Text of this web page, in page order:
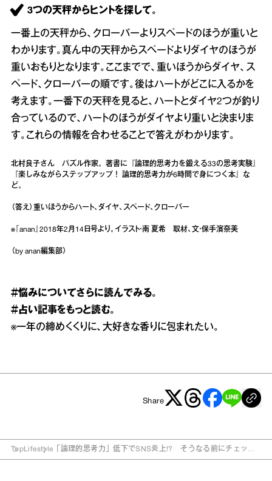
3つの天秤からヒントを探して。
一番上の天秤から、クローバーよりスペードのほうが重いと
わかります。真ん中の天秤からスペードよりダイヤのほうが
重いおもりとなります。ここまでで、重いほうからダイヤ、ス
ペード、クローバーの順です。後はハートがどこに入るかを
考えます。一番下の天秤を見ると、ハートとダイヤ2つが釣り
合っているので、ハートのほうがダイヤより重いと決まりま
す。これらの情報を合わせることで答えがわかります。
北村良子さん パズル作家。著書に『論理的思考力を鍛える33の思考実験』
『楽しみながらステップアップ！ 論理的思考力が6時間で身につく本』な
ど。
（答え）重いほうからハート、ダイヤ、スペード、クローバー
※『anan』2018年2月14日号より。イラスト・南 夏希 取材、文・保手濱奈美
（by anan編集部）
＃悩みについてさらに読んでみる。
＃占い記事をもっと読む。
※一年の締めくくりに、大好きな香りに包まれたい。
Share
Top Lifestyle 「論理的思考力」低下でSNS炎上!? そうなる前にチェック